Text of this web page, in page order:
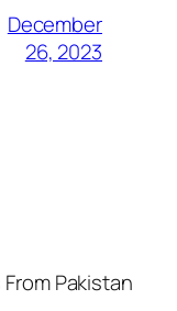
December
26, 2023
Pakistan